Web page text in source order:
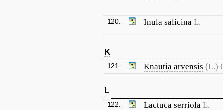
120. Inula salicina L.
K
121. Knautia arvensis (L.)
L
122. Lactuca serriola L.